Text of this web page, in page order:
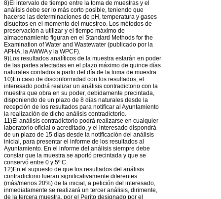
8)El intervalo de tiempo entre la toma de muestras y el
análisis debe ser lo más corto posible, teniendo que
hacerse las determinaciones de pH, temperatura y gases
disueltos en el momento del muestreo. Los métodos de
preservación a utilizar y el tiempo máximo de
almacenamiento figuran en el Standard Methods for the
Examination of Water and Wastewater (publicado por la
APHA, la AWWA y la WPCF).
9)Los resultados analíticos de la muestra estarán en poder
de las partes afectadas en el plazo máximo de quince días
naturales contados a partir del día de la toma de muestra.
10)En caso de disconformidad con los resultados, el
interesado podrá realizar un análisis contradictorio con la
muestra que obra en su poder, debidamente precintada,
disponiendo de un plazo de 8 días naturales desde la
recepción de los resultados para notificar al Ayuntamiento
la realización de dicho análisis contradictorio.
11)El análisis contradictorio podrá realizarse en cualquier
laboratorio oficial o acreditado, y el interesado dispondrá
de un plazo de 15 días desde la notificación del análisis
inicial, para presentar el informe de los resultados al
Ayuntamiento. En el informe del análisis siempre debe
constar que la muestra se aportó precintada y que se
conservó entre 0 y 5º C.
12)En el supuesto de que los resultados del análisis
contradictorio fueran significativamente diferentes
(más/menos 20%) de la inicial, a petición del interesado,
inmediatamente se realizará un tercer análisis, dirimente,
de la tercera muestra, por el Perito designado por el